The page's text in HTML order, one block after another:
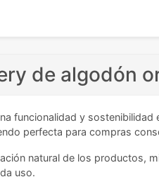
de algodón
funcionalidad y
perfecta para compras
natural de los productos,
uso.